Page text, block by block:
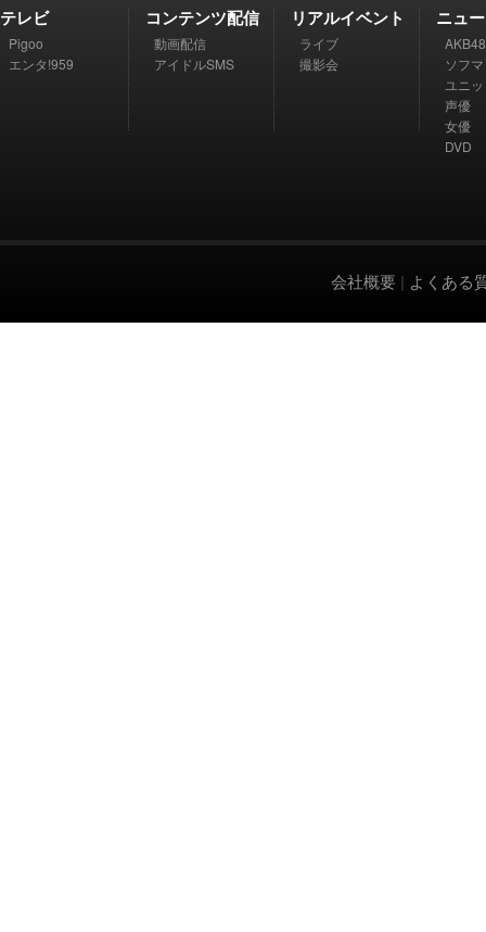
テレビ
Pigoo
エンタ!959
コンテンツ配信
動画配信
アイドルSMS
リアルイベント
ライブ
撮影会
ニュ
AKB48
ソフ
ユニ
声優
女優
DVD
会社概要 | よくある